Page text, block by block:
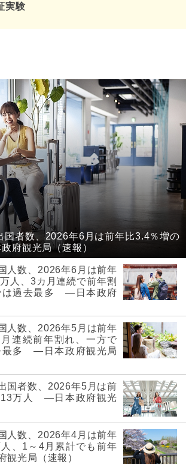
実験
国者数、2026年6月は前年比3.4％増の
観光局（速報）
人数、2026年6月は前年
人、3カ月連続で前年割
は過去最多 ―日本政府
人数、2026年5月は前年
連続前年割れ、一方で
最多 ―日本政府観光局
国者数、2026年5月は前
万人 ―日本政府観光
人数、2026年4月は前年
、1～4月累計でも前年
光局（速報）